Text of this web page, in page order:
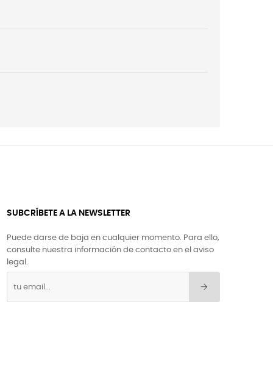
SUBCRÍBETE A LA NEWSLETTER
Puede darse de baja en cualquier momento. Para ello,
consulte nuestra información de contacto en el aviso
legal.